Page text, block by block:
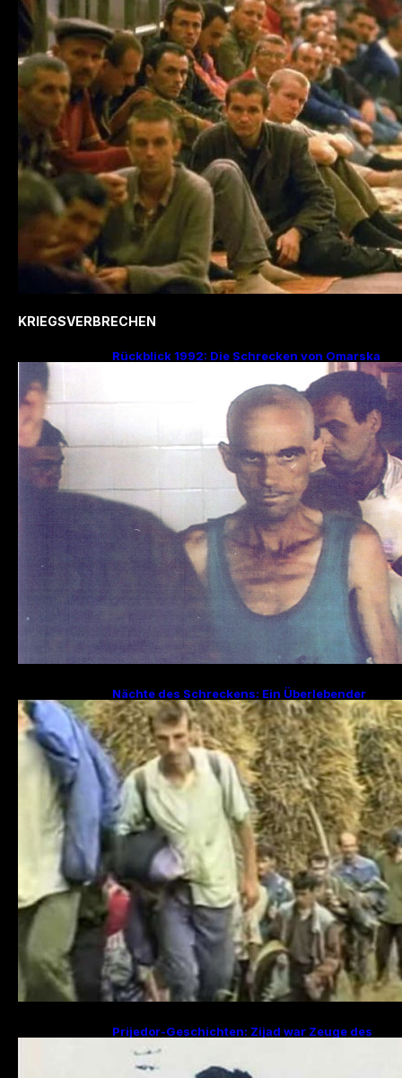
KRIEGSVERBRECHEN
Rückblick 1992: Die Schrecken von Omarska
– Ein düsteres Kapitel im Bosnienkrieg
Nächte des Schreckens: Ein Überlebender
erzählt von den Julitagen 1995 in Srebrenica
Prijedor-Geschichten: Zijad war Zeuge des
sucht Frau und zwei Kinder